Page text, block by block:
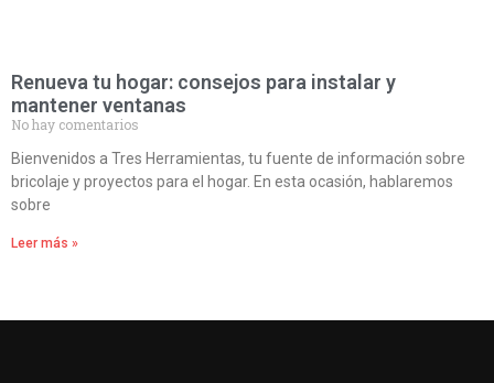
Renueva tu hogar: consejos para instalar y
mantener ventanas
No hay comentarios
Bienvenidos a Tres Herramientas, tu fuente de información sobre
bricolaje y proyectos para el hogar. En esta ocasión, hablaremos
sobre
Leer más »